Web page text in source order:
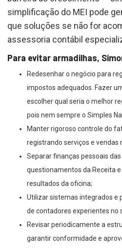
simplificação do MEI pode
que soluções se não for
assessoria contábil
Para evitar armadilhas,
Redesenhar o negócio para
impostos adequados. Fazer
escolher qual seria o melhor
pois nem sempre o Simples
Manter rigoroso controle do
registrando serviços e vendas
Separar finanças pessoais
questionamentos da Receita
resultados da oficina;
Utilizar sistemas integrados e
de contadores experientes no
Revisar periodicamente a
garantir conformidade e